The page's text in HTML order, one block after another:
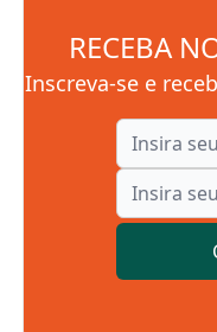
RECEBA
Inscreva-se e